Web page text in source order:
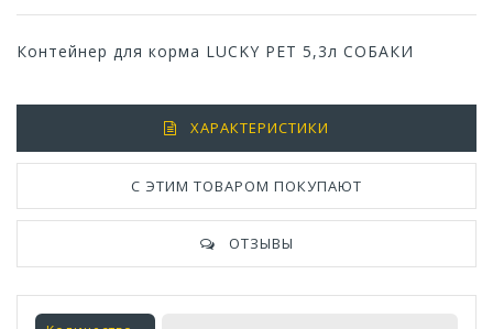
Контейнер для корма LUCKY PET 5,3л СОБАКИ
ХАРАКТЕРИСТИКИ
С ЭТИМ ТОВАРОМ ПОКУПАЮТ
ОТЗЫВЫ